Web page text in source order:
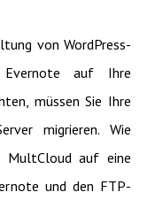
von WordPress-
Evernote auf Ihre
müssen Sie Ihre
migrieren. Wie
auf eine
und den FTP-